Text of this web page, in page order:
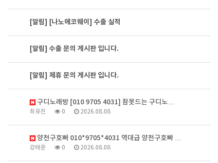
[알림] [나노에코웨이] 수출 실적
[알림] 수출 문의 게시판 입니다.
[알림] 제휴 문의 게시판 입니다.
구디노래방 [010 9705 4031] 잠못드는 구디노…
최유진 0 2026.08.08
양천구호빠 010*9705*4031 역대급 양천구호빠 …
강태윤 0 2026.08.08